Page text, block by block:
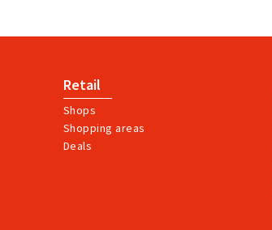
Retail
Shops
Shopping areas
Deals